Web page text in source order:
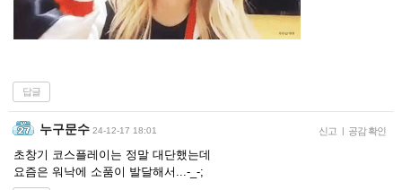
답글
누구문수 24-12-17 18:01 신고 | 공감 확인
초창기 코스플레이는 정말 대단했는데
요즘은 워낙에 소품이 발달해서...-_-;